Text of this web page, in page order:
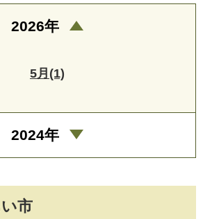
市
2026年
5月(1)
2024年